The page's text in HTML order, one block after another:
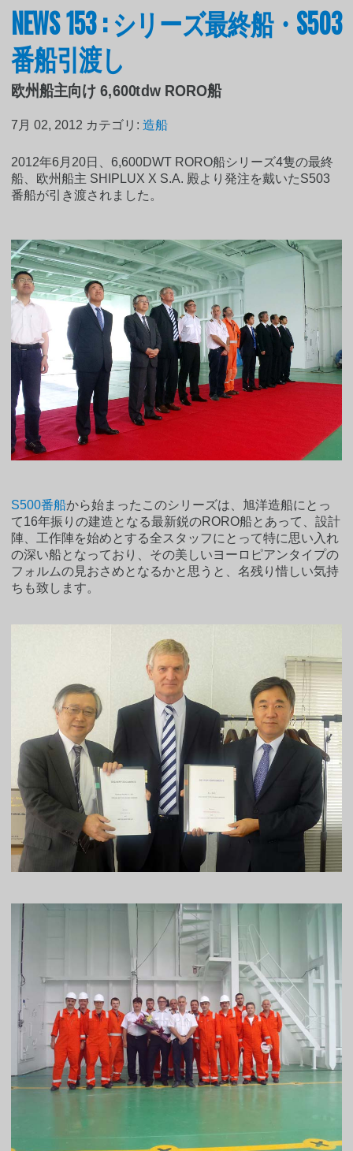
NEWS 153 : シリーズ最終船・S503
番船引渡し
欧州船主向け 6,600tdw RORO船
7月 02, 2012 カテゴリ:造船
2012年6月20日、6,600DWT RORO船シリーズ4隻の最終
船、欧州船主 SHIPLUX X S.A. 殿より発注を戴いたS503
番船が引き渡されました。
S500番船から始まったこのシリーズは、旭洋造船にとっ
て16年振りの建造となる最新鋭のRORO船とあって、設計
陣、工作陣を始めとする全スタッフにとって特に思い入れ
の深い船となっており、その美しいヨーロピアンタイプの
フォルムの見おさめとなるかと思うと、名残り惜しい気持
ちも致します。